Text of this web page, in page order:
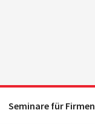
Seminare für Firmen